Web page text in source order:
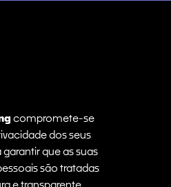
compromete-se
dos seus
garantir que as suas
são tratadas
e transparente.